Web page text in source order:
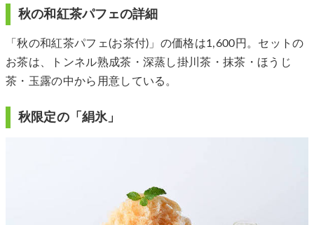
秋の和紅茶パフェの詳細
「秋の和紅茶パフェ(お茶付)」の価格は1,600円。セットの
お茶は、トンネル熟成茶・深蒸し掛川茶・抹茶・ほうじ
茶・玉露の中から用意している。
秋限定の「絹氷」